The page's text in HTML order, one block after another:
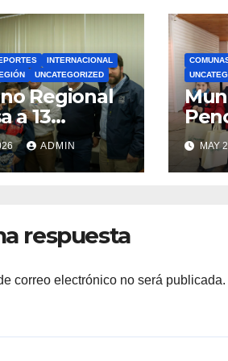
INTERNACIONAL
UNCATEGORIZED
Regional
a 13
que
la bandera
a
ADMIN MAY
respuesta
correo electrónico no será publicada.